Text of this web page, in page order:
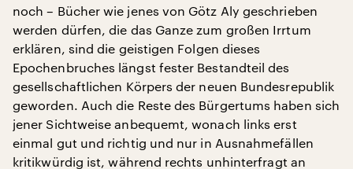
noch – Bücher wie jenes von Götz Aly geschrieben
werden dürfen, die das Ganze zum großen Irrtum
erklären, sind die geistigen Folgen dieses
Epochenbruches längst fester Bestandteil des
gesellschaftlichen Körpers der neuen Bundesrepublik
geworden. Auch die Reste des Bürgertums haben sich
jener Sichtweise anbequemt, wonach links erst
einmal gut und richtig und nur in Ausnahmefällen
kritikwürdig ist, während rechts unhinterfragt an